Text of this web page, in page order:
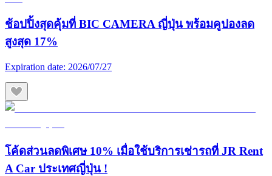
ช้อปปิ้งสุดคุ้มที่ BIC CAMERA ญี่ปุ่น พร้อมคูปองลด
สูงสุด 17%
Expiration date: 2026/07/27
โค้ดส่วนลดพิเศษ 10% เมื่อใช้บริการเช่ารถที่ JR Rent
A Car ประเทศญี่ปุ่น !